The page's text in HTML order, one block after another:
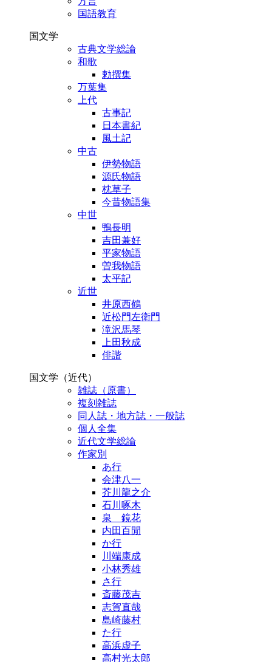
国語教育
国文学
古典文学総論
和歌
勅撰集
万葉集
上代
古事記
日本書紀
風土記
中古
伊勢物語
源氏物語
枕草子
今昔物語集
中世
鴨長明
吉田兼好
平家物語
曽我物語
太平記
近世
井原西鶴
近松門左衛門
滝沢馬琴
上田秋成
俳諧
国文学（近代）
雑誌（原書）
複刻雑誌
同人誌・地方誌・一般誌
個人全集
近代文学総論
作家別
あ行
会津八一
芥川龍之介
石川啄木
泉 鏡花
内田百閒
か行
川端康成
小林秀雄
さ行
斎藤茂吉
志賀直哉
島崎藤村
た行
高浜虚子
高村光太郎